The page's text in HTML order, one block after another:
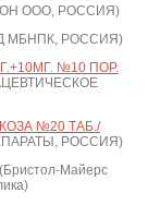
ООО, РОССИЯ)
МБНПК, РОССИЯ)
№10 ПОР.
№20 ТАБ./
РОССИЯ)
Майерс